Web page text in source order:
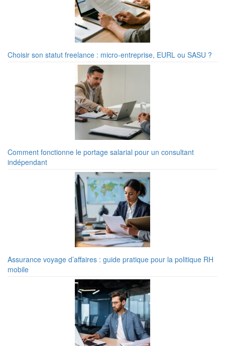
Choisir son statut freelance : micro-entreprise, EURL ou SASU ?
Comment fonctionne le portage salarial pour un consultant
indépendant
Assurance voyage d’affaires : guide pratique pour la politique RH
mobile